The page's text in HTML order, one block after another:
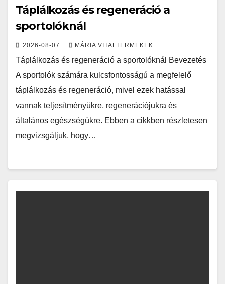
Táplálkozás és regeneráció a
sportolóknál
2026-08-07 MÁRIA VITALTERMEKEK
Táplálkozás és regeneráció a sportolóknál Bevezetés
A sportolók számára kulcsfontosságú a megfelelő
táplálkozás és regeneráció, mivel ezek hatással
vannak teljesítményükre, regenerációjukra és
általános egészségükre. Ebben a cikkben részletesen
megvizsgáljuk, hogy…